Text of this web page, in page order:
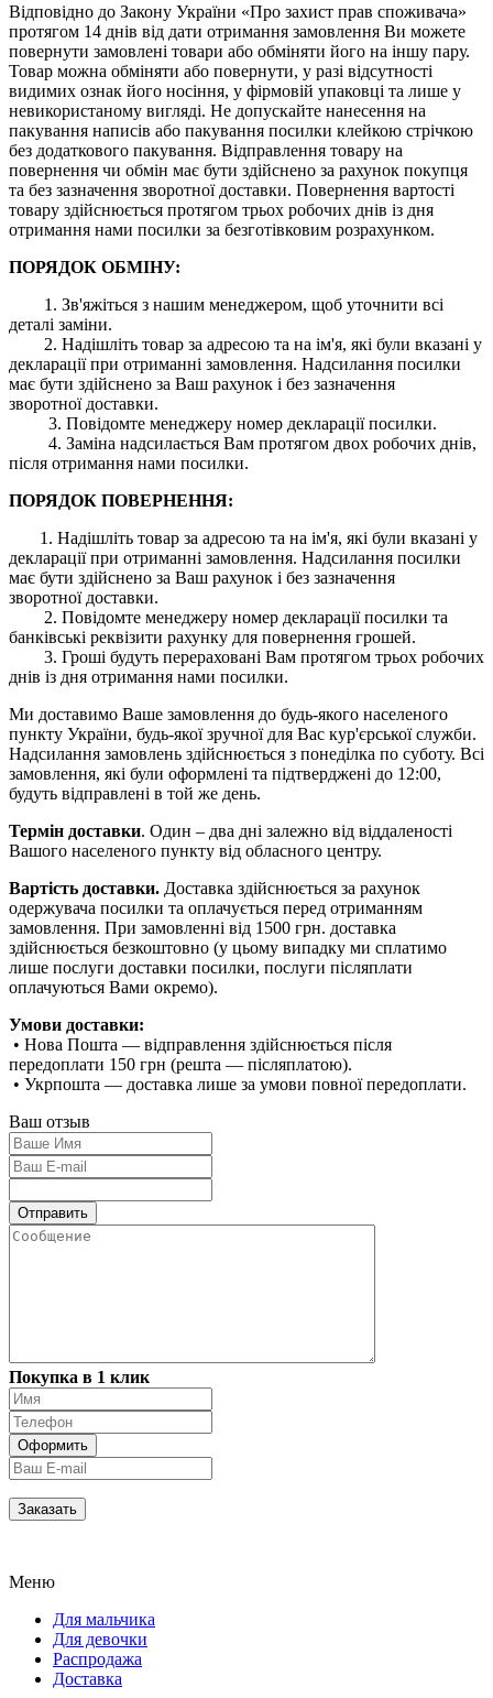
Відповідно до Закону України «Про захист прав споживача»
протягом 14 днів від дати отримання замовлення Ви можете
повернути замовлені товари або обміняти його на іншу пару.
Товар можна обміняти або повернути, у разі відсутності
видимих ​​ознак його носіння, у фірмовій упаковці та лише у
невикористаному вигляді. Не допускайте нанесення на
пакування написів або пакування посилки клейкою стрічкою
без додаткового пакування. Відправлення товару на
повернення чи обмін має бути здійснено за рахунок покупця
та без зазначення зворотної доставки. Повернення вартості
товару здійснюється протягом трьох робочих днів із дня
отримання нами посилки за безготівковим розрахунком.
ПОРЯДОК ОБМІНУ:
1. Зв'яжіться з нашим менеджером, щоб уточнити всі
деталі заміни.
2. Надішліть товар за адресою та на ім'я, які були вказані у
декларації при отриманні замовлення. Надсилання посилки
має бути здійснено за Ваш рахунок і без зазначення
зворотної доставки.
3. Повідомте менеджеру номер декларації посилки.
4. Заміна надсилається Вам протягом двох робочих днів,
після отримання нами посилки.
ПОРЯДОК ПОВЕРНЕННЯ:
1. Надішліть товар за адресою та на ім'я, які були вказані у
декларації при отриманні замовлення. Надсилання посилки
має бути здійснено за Ваш рахунок і без зазначення
зворотної доставки.
2. Повідомте менеджеру номер декларації посилки та
банківські реквізити рахунку для повернення грошей.
3. Гроші будуть перераховані Вам протягом трьох робочих
днів із дня отримання нами посилки.
Ми доставимо Ваше замовлення до будь-якого населеного
пункту України, будь-якої зручної для Вас кур'єрської служби.
Надсилання замовлень здійснюється з понеділка по суботу. Всі
замовлення, які були оформлені та підтверджені до 12:00,
будуть відправлені в той же день.
Термін доставки. Один – два дні залежно від віддаленості
Вашого населеного пункту від обласного центру.
Вартість доставки. Доставка здійснюється за рахунок
одержувача посилки та оплачується перед отриманням
замовлення. При замовленні від 1500 грн. доставка
здійснюється безкоштовно (у цьому випадку ми сплатимо
лише послуги доставки посилки, послуги післяплати
оплачуються Вами окремо).
Умови доставки:
• Нова Пошта — відправлення здійснюється після
передоплати 150 грн (решта — післяплатою).
• Укрпошта — доставка лише за умови повної передоплати.
Ваш отзыв
Покупка в 1 клик
Меню
Для мальчика
Для девочки
Распродажа
Доставка